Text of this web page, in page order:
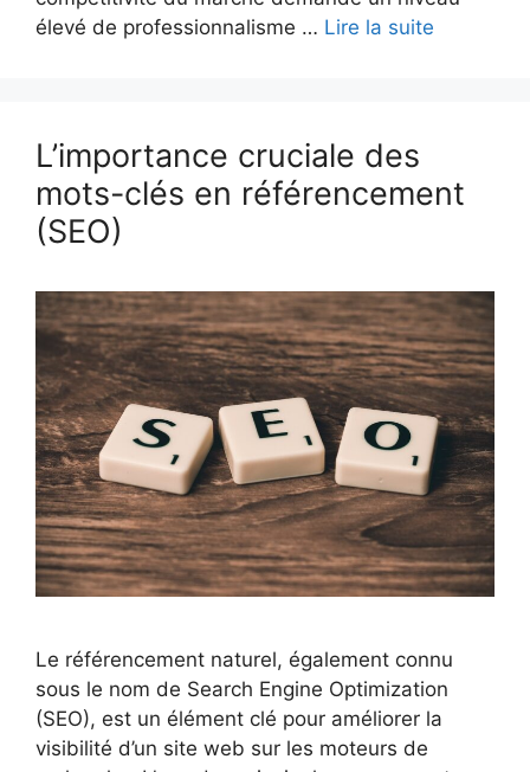
élevé de professionnalisme … Lire la suite
L’importance cruciale des
mots-clés en référencement
(SEO)
Le référencement naturel, également connu
sous le nom de Search Engine Optimization
(SEO), est un élément clé pour améliorer la
visibilité d’un site web sur les moteurs de